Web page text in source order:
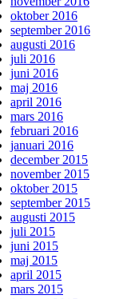
oktober 2016
september 2016
augusti 2016
juli 2016
juni 2016
maj 2016
april 2016
mars 2016
februari 2016
januari 2016
december 2015
november 2015
oktober 2015
september 2015
augusti 2015
juli 2015
juni 2015
maj 2015
april 2015
mars 2015